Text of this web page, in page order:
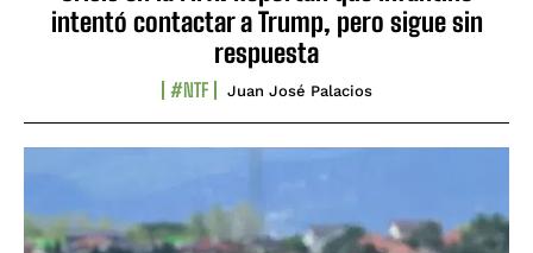
intentó contactar a Trump, pero sigue sin
respuesta
#NTF Juan José Palacios